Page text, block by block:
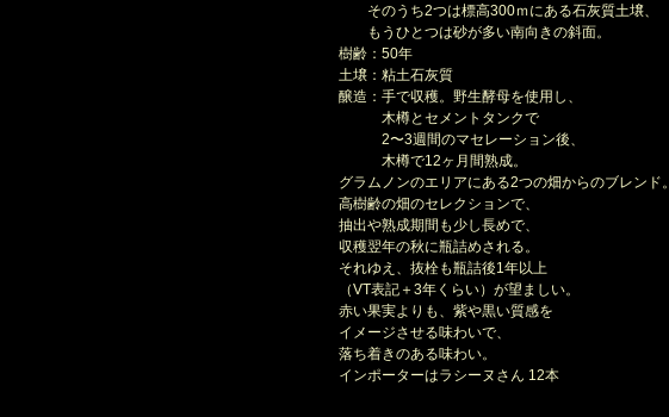
そのうち2つは標高300ｍにある石灰質土壌、
もうひとつは砂が多い南向きの斜面。
樹齢：50年
土壌：粘土石灰質
醸造：手で収穫。野生酵母を使用し、
木樽とセメントタンクで
2〜3週間のマセレーション後、
木樽で12ヶ月間熟成。
グラムノンのエリアにある2つの畑からのブレンド。
高樹齢の畑のセレクションで、
抽出や熟成期間も少し長めで、
収穫翌年の秋に瓶詰めされる。
それゆえ、抜栓も瓶詰後1年以上
（VT表記＋3年くらい）が望ましい。
赤い果実よりも、紫や黒い質感を
イメージさせる味わいで、
落ち着きのある味わい。
インポーターはラシーヌさん 12本